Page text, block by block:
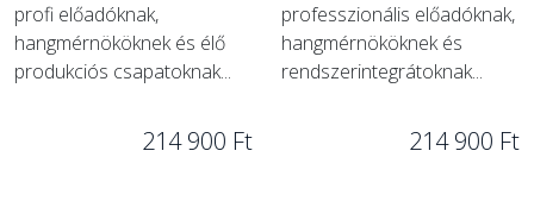
profi előadóknak,
hangmérnököknek és élő
produkciós csapatoknak...
214 900 Ft
professzionális előadóknak,
hangmérnököknek és
rendszerintegrátoknak...
214 900 Ft